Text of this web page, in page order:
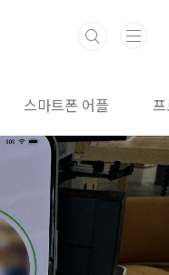
스마트폰 어플